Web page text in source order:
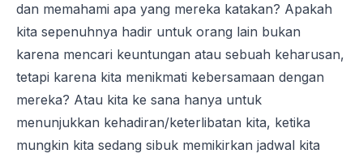
dan memahami apa yang mereka katakan? Apakah
kita sepenuhnya hadir untuk orang lain bukan
karena mencari keuntungan atau sebuah keharusan,
tetapi karena kita menikmati kebersamaan dengan
mereka? Atau kita ke sana hanya untuk
menunjukkan kehadiran/keterlibatan kita, ketika
mungkin kita sedang sibuk memikirkan jadwal kita